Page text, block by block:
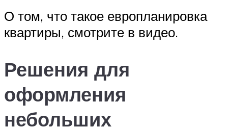
О том, что такое европланировка
квартиры, смотрите в видео.
Решения для
оформления
небольших